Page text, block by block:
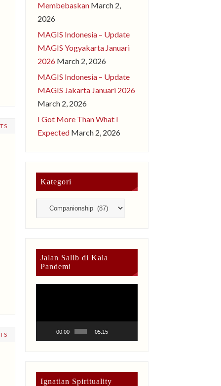
Membebaskan March 2,
2026
MAGIS Indonesia – Update
MAGIS Yogyakarta Januari
2026 March 2, 2026
MAGIS Indonesia – Update
MAGIS Jakarta Januari 2026
March 2, 2026
I Got More Than What I
Expected March 2, 2026
Kategori
Jalan Salib di Kala
Pandemi
00:00 05:15
Ignatian Spirituality